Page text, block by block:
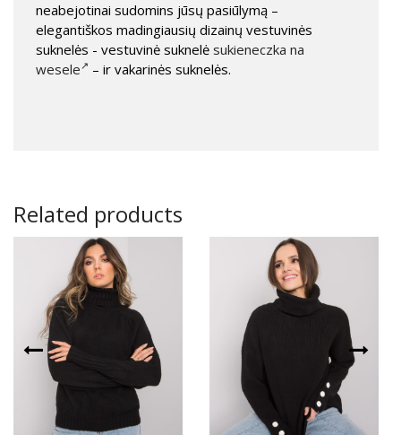
neabejotinai sudomins jūsų pasiūlymą –
elegantiškos madingiausių dizainų vestuvinės
suknelės - vestuvinė suknelė sukieneczka na
wesele
– ir vakarinės suknelės.
Related products